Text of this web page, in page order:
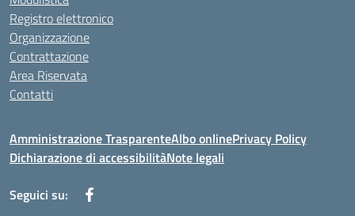
Registro elettronico
Organizzazione
Contrattazione
Area Riservata
Contatti
Amministrazione TrasparenteAlbo onlinePrivacy Policy
Dichiarazione di accessibilitàNote legali
Seguici su: